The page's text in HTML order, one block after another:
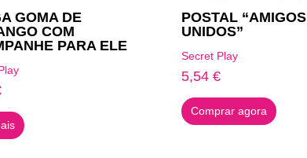
GOMA DE
COM
PARA ELE
POSTAL “AMIGOS
UNIDOS”
Secret Play
5,54€
Comprar agora